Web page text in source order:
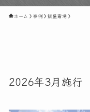
ホーム 事例 飯盛斎場
2026年3月施行